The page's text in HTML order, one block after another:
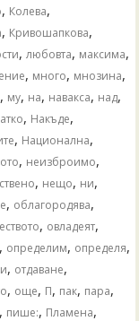
, Колева,
, Кривошапкова,
,любовта, максима,
, много, мнозина,
, му, на, навакса, над,
, Накъде,
, Национална,
, неизброимо,
, нещо, ни,
, облагородява,
, овладеят,
, определим, определя,
, отдаване,
, още, П, пак, пара,
, пише:, Пламена,